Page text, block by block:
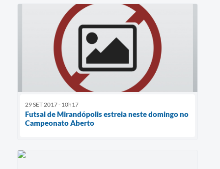
29 SET 2017 - 10h17
Futsal de Mirandópolis estreia neste domingo no
Campeonato Aberto